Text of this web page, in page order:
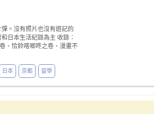
。沒有照片也沒有遊記的
日本生活紀錄為主 收錄：
、恰鈴喀啷咚之卷、漫畫不
日本 京都 留學